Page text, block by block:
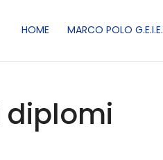
HOME MARCO POLO G.E.I.E.
diplomi